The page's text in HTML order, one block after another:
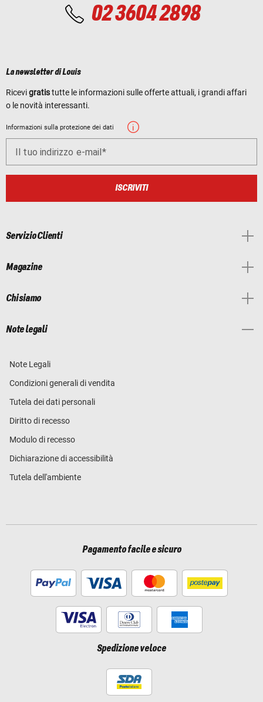
02 3604 2898
La newsletter di Louis
Ricevigratistutte le informazioni sulle offerte attuali, i grandi affari
o le novità interessanti.
Informazioni sulla protezione dei dati
Il tuo indirizzo e-mail
ISCRIVITI
Servizio Clienti
Magazine
Chi siamo
Note legali
Note Legali
Condizioni generali di vendita
Tutela dei dati personali
Diritto di recesso
Modulo di recesso
Dichiarazione di accessibilità
Tutela dell'ambiente
Pagamento facile e sicuro
Spedizione veloce